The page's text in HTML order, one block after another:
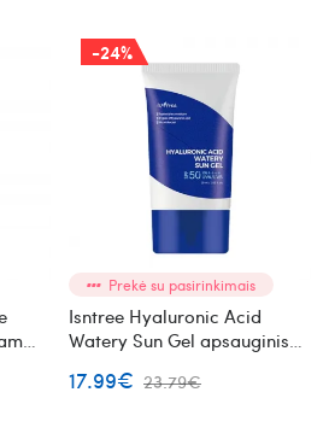
-24%
Prekė su pasirinkimais
Isntree Hyaluronic Acid
Watery Sun Gel apsauginis
PA++++
17.99€ 23.79€